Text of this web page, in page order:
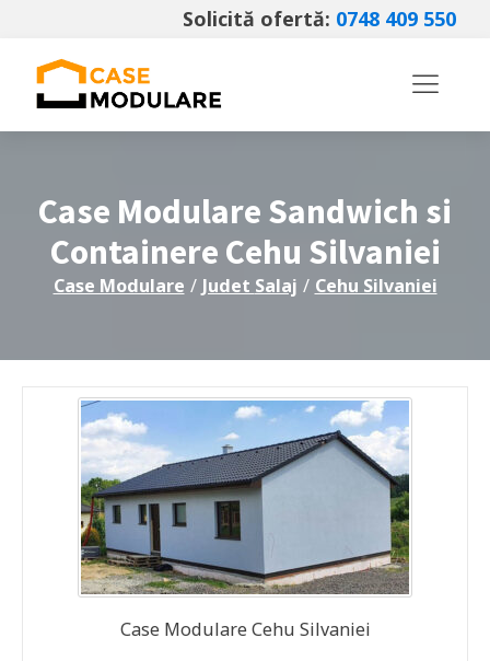
Solicită ofertă: 0748 409 550
Case Modulare Sandwich si
Containere Cehu Silvaniei
Case Modulare / Judet Salaj / Cehu Silvaniei
Case ModulareCehu Silvaniei